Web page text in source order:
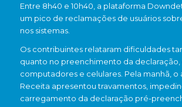
Entre 8h40 e 10h40, a plataforma
um pico de reclamações de usuários
nos sistemas.
Os contribuintes relataram dificuldades
quanto no preenchimento da declaração,
computadores e celulares. Pela manhã, o
Receita apresentou travamentos,
carregamento da declaração pré-